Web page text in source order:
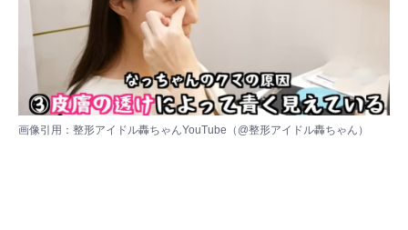
画像引用：整形アイドル轟ちゃんYouTube（ @整形アイドル轟ちゃん ）